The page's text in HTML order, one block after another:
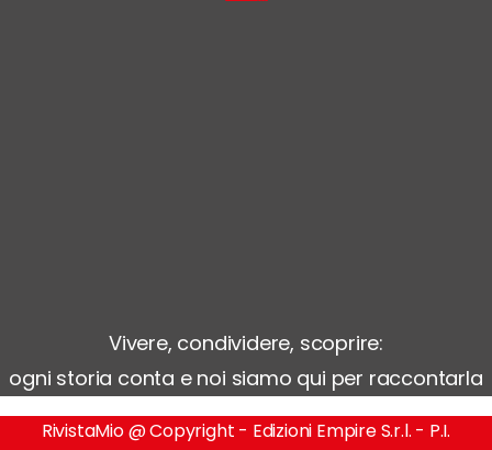
Vivere, condividere, scoprire:
ogni storia conta e noi siamo qui per raccontarla
RivistaMio @ Copyright - Edizioni Empire S.r.l. - P.I.